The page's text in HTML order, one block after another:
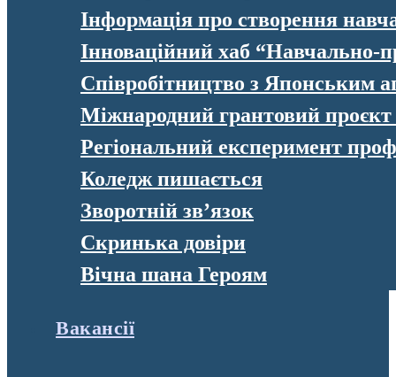
Інформація про створення
Інноваційний хаб “Навчально-
Співробітництво з Японським
Міжнародний грантовий
Регіональний експеримент
Коледж пишається
Зворотній зв’язок
Скринька довіри
Вічна шана Героям
Вакансії